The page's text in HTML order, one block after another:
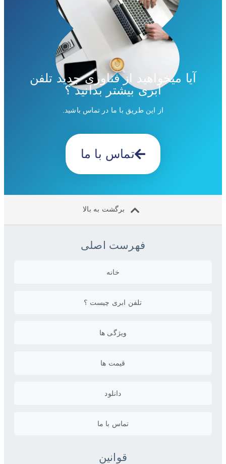
آیا میخواهید از فناوری جدید تلفن
ابری بیشتر بدانید ؟
از این طریق با ما در تماس باشید.
تماس با ما
برگشت به بالا
فهرست اصلی
خانه
تلفن ابری چیست ؟
ویژگی ها
قیمت ها
دانلود
تماس با ما
قوانین